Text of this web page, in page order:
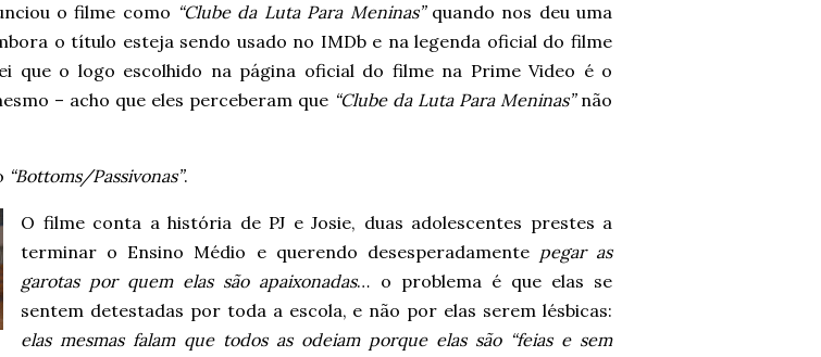
o filme como “Clube da Luta Para Meninas”quando nos deu uma
o título esteja sendo usado no IMDb e na legenda oficial do filme
que o logo escolhido na página oficial do filme na Prime Video é o
– acho que eles perceberam que “Clube da Luta Para Meninas”não
“Bottoms/Passivonas”.
O filme conta a história de PJ e Josie, duas adolescentes prestes a
terminar o Ensino Médio e querendo desesperadamente pegar as
garotas por quem elas são apaixonadas… o problema é que elas se
sentem detestadas por toda a escola, e não por elas serem lésbicas:
elas mesmas falam que todos as odeiam porque elas são “feias e sem